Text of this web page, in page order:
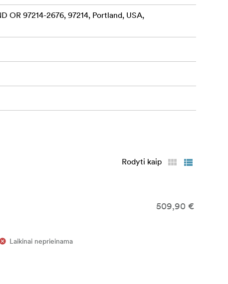
OR 97214-2676, 97214, Portland, USA,
Rodyti kaip
509,90 €
Laikinai neprieinama